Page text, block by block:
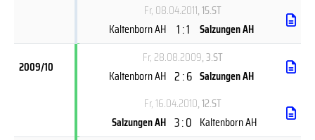
Fr, 08.04.2011, 15.ST
Kaltenborn AH
1 : 1 Salzungen AH
2009/10
Fr, 28.08.2009, 3.ST
Kaltenborn AH 2 : 6 Salzungen AH
Fr, 16.04.2010, 12.ST
Salzungen AH 3 : 0 Kaltenborn AH